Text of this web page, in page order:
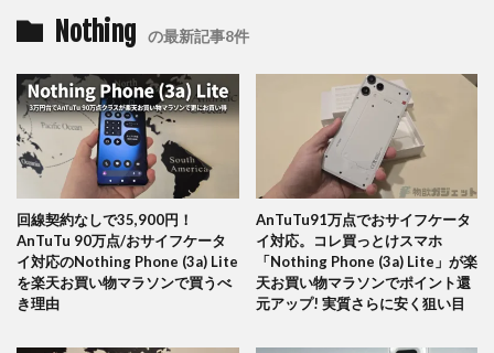
Nothing の最新記事8件
回線契約なしで35,900円！
AnTuTu 90万点/おサイフケータ
イ対応のNothing Phone (3a) Lite
を楽天お買い物マラソンで買うべ
き理由
AnTuTu91万点でおサイフケータ
イ対応。コレ買っとけスマホ
「Nothing Phone (3a) Lite」が楽
天お買い物マラソンでポイント還
元アップ! 実質さらに安く狙い目